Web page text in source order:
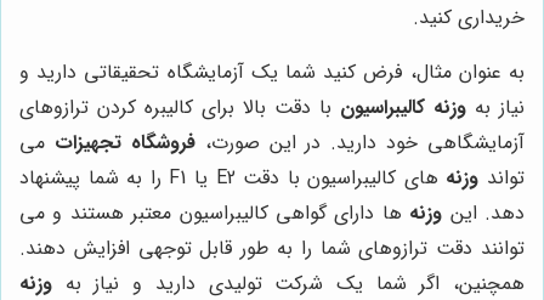
خریداری کنید.
به عنوان مثال، فرض کنید شما یک آزمایشگاه تحقیقاتی دارید و
نیاز به وزنه کالیبراسیون با دقت بالا برای کالیبره کردن ترازوهای
آزمایشگاهی خود دارید. در این صورت،فروشگاه تجهیزات می
تواند وزنه
های کالیبراسیون با دقت E2 یا F1 را به شما پیشنهاد
دهد. این وزنه ها دارای گواهی کالیبراسیون معتبر هستند و می
توانند دقت ترازوهای شما را به طور قابل توجهی افزایش دهند.
همچنین، اگر شما یک شرکت تولیدی دارید و نیاز به وزنه